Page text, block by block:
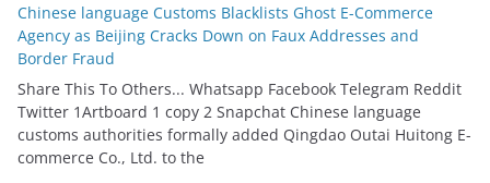
Chinese language Customs Blacklists Ghost E-Commerce
Agency as Beijing Cracks Down on Faux Addresses and
Border Fraud
Share This To Others... Whatsapp Facebook Telegram Reddit
Twitter 1Artboard 1 copy 2 Snapchat Chinese language
customs authorities formally added Qingdao Outai Huitong E-
commerce Co., Ltd. to the